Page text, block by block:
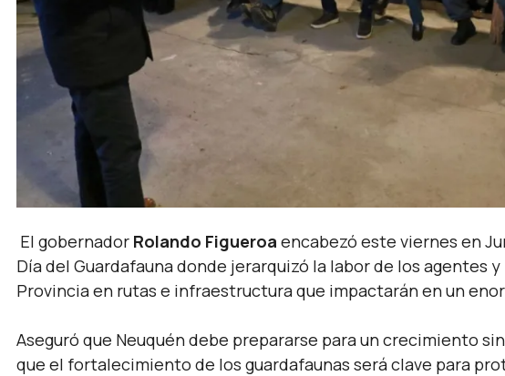
El gobernador Rolando Figueroa encabezó este viernes en
Día del Guardafauna donde jerarquizó la labor de los agentes
Provincia en rutas e infraestructura que impactarán en un
Aseguró que Neuquén debe prepararse para un crecimiento
que el fortalecimiento de los guardafaunas será clave para